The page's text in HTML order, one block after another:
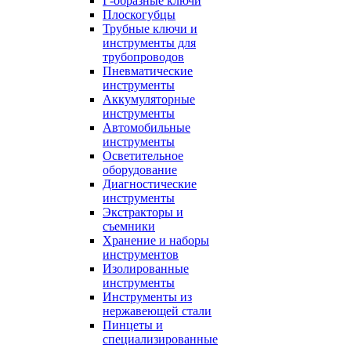
Плоскогубцы
Трубные ключи и
инструменты для
трубопроводов
Пневматические
инструменты
Аккумуляторные
инструменты
Автомобильные
инструменты
Осветительное
оборудование
Диагностические
инструменты
Экстракторы и
съемники
Хранение и наборы
инструментов
Изолированные
инструменты
Инструменты из
нержавеющей стали
Пинцеты и
специализированные